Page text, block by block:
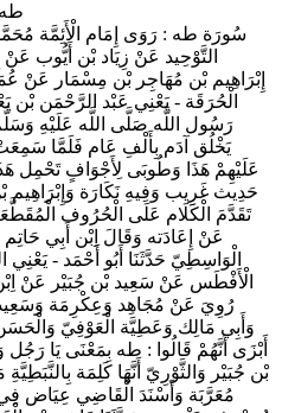
طه
سُورَة طه : رَوَى إِمَام الْأَئِمَّة
التَّوْحِيد عَنْ زِيَاد بْن أَيُّوب عَنْ
إِبْرَاهِيم بْن مُهَاجِر بْن مِسْمَار
الْحُرَقَة - يَعْنِي عَبْد الرَّحْمَن
رَسُول اللَّه صَلَّى اللَّه عَلَيْهِ
يَخْلُق آدَم بِأَلْفِ عَام فَلَمَّا سَمِعَتْ
عَلَيْهِمْ هَذَا وَطُوبَى لِأَجْوَافٍ تَحْمِل
حَدِيث غَرِيب وَفِيهِ نَكَارَة وَإِبْرَاهِيم
تَقَدَّمَ الْكَلَام عَلَى الْحُرُوف
عَنْ إِعَادَته وَقَالَ اِبْن أَبِي
الْوَاسِطِيّ حَدَّثَنَا أَبُو أَحْمَد - يَعْنِي
الْأَفْطَس عَنْ سَعِيد بْن جُبَيْر عَنْ
رُوِيَ عَنْ مُجَاهِد وَعِكْرِمَة
وَأَبِي مَالِك وَعَطِيَّة الْعَوْفِيّ
أَبْزَى أَنَّهُمْ قَالُوا : طه بِمَعْنَى يَا
بْن جُبَيْر وَالثَّوْرِيّ أَنَّهَا كَلِمَة
مُعَرَّبَة وَأَسْنَدَ الْقَاضِي عِيَاض